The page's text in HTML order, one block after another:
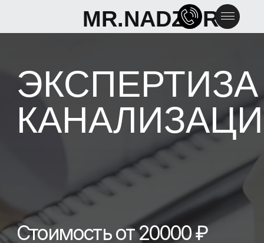
MR.NADZOR
MR.NADZOR
КАНАЛИЗАЦИИ
Стоимость от 20000 ₽